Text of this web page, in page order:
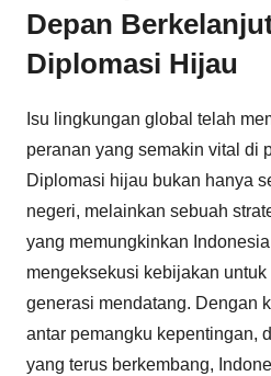
Depan
Diplomasi Hijau
Isu lingkungan global telah
peranan yang semakin vital di
Diplomasi hijau bukan hanya
negeri, melainkan sebuah
yang memungkinkan
mengeksekusi kebijakan
generasi mendatang. Dengan
antar pemangku kepentingan,
yang terus berkembang,